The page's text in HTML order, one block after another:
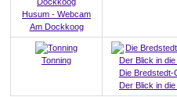
Husum - Webcam
Am Dockkoog
Tonning
Die Bredstedt-
Der Blick in die